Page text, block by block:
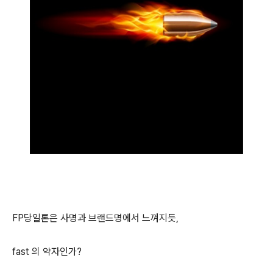
FP당일론은 사명과 브랜드명에서 느껴지듯,
fast 의 약자인가?